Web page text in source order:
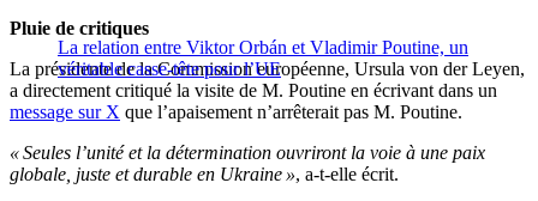
La relation entre Viktor Orbán et Vladimir Poutine, un
véritable casse-tête pour l’UE
Pluie de critiques
La présidente de la Commission européenne, Ursula von der Leyen,
a directement critiqué la visite de M. Poutine en écrivant dans un
message sur X que l’apaisement n’arrêterait pas M. Poutine.
« Seules l’unité et la détermination ouvriront la voie à une paix
globale, juste et durable en Ukraine », a-t-elle écrit.